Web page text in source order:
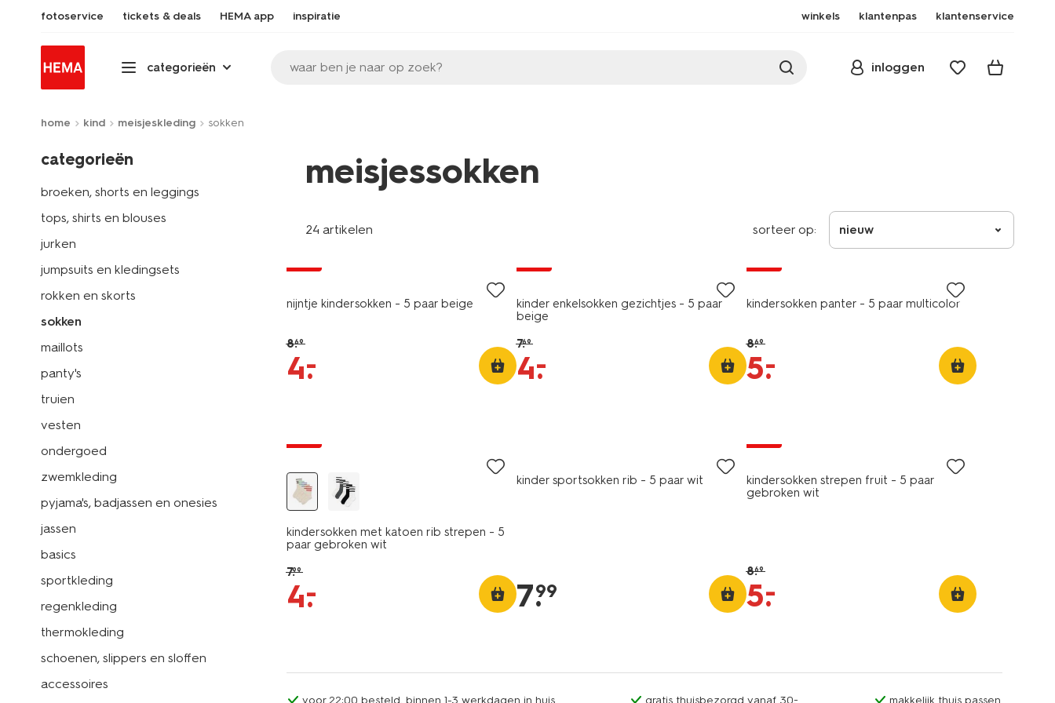
fotoservice tickets & deals HEMA app inspiratie winkels klantenpas klantenservice
categorieën waar ben je naar op zoek? inloggen
home kind meisjeskleding sokken
categorieën
broeken, shorts en leggings
tops, shirts en blouses
jurken
jumpsuits en kledingsets
rokken en skorts
sokken
maillots
panty's
truien
vesten
ondergoed
zwemkleding
pyjama's, badjassen en onesies
jassen
basics
sportkleding
regenkleding
thermokleding
schoenen, slippers en sloffen
accessoires
meisjessokken
24 artikelen sorteer op: nieuw
nieuw
nijntje kindersokken - 5 paar beige
8.69
4.
–
kinder enkelsokken gezichtjes - 5 paar
beige
7.69
4.
–
5 paar
kindersokken panter - 5 paar multicolor
8.69
5.
–
kindersokken met katoen rib strepen - 5
paar gebroken wit
7.99
4.
–
kinder sportsokken rib - 5 paar wit
7.
99
kindersokken strepen fruit - 5 paar
gebroken wit
8.69
5.
–
voor 22:00 besteld, binnen 1-3 werkdagen in huis gratis thuisbezorgd vanaf 30.- makkelijk thuis passen